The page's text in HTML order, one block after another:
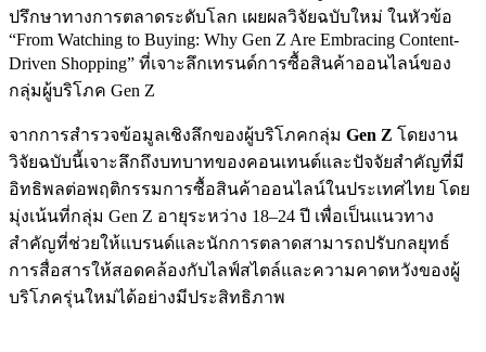
ปรึกษาทางการตลาดระดับโลก เผยผลวิจัยฉบับใหม่ ในหัวข้อ
“From Watching to Buying: Why Gen Z Are Embracing Content-
Driven Shopping” ที่เจาะลึกเทรนด์การซื้อสินค้าออนไลน์ของ
กลุ่มผู้บริโภค Gen Z
จากการสำรวจข้อมูลเชิงลึกของผู้บริโภคกลุ่ม Gen Z โดยงาน
วิจัยฉบับนี้เจาะลึกถึงบทบาทของคอนเทนต์และปัจจัยสำคัญที่มี
อิทธิพลต่อพฤติกรรมการซื้อสินค้าออนไลน์ในประเทศไทย โดย
มุ่งเน้นที่กลุ่ม Gen Z อายุระหว่าง 18–24 ปี เพื่อเป็นแนวทาง
สำคัญที่ช่วยให้แบรนด์และนักการตลาดสามารถปรับกลยุทธ์
การสื่อสารให้สอดคล้องกับไลฟ์สไตล์และความคาดหวังของผู้
บริโภครุ่นใหม่ได้อย่างมีประสิทธิภาพ